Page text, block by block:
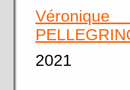
Véronique
2021